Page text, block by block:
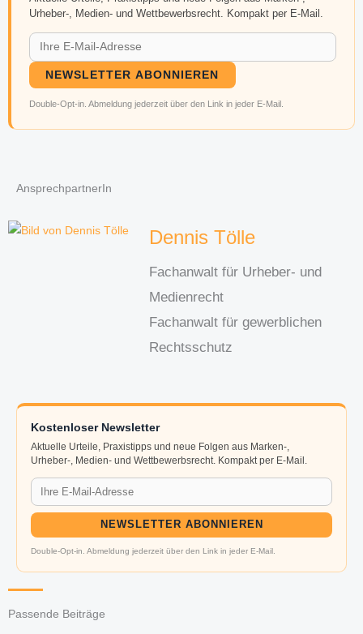
Urheber-, Medien- und Wettbewerbsrecht. Kompakt per E-Mail.
NEWSLETTER ABONNIEREN
Double-Opt-in. Abmeldung jederzeit über den Link in jeder E-Mail.
AnsprechpartnerIn
Dennis Tölle
Fachanwalt für Urheber- und
Medienrecht
Fachanwalt für gewerblichen
Rechtsschutz
Kostenloser Newsletter
Aktuelle Urteile, Praxistipps und neue Folgen aus Marken-,
Urheber-, Medien- und Wettbewerbsrecht. Kompakt per E-Mail.
NEWSLETTER ABONNIEREN
Double-Opt-in. Abmeldung jederzeit über den Link in jeder E-Mail.
Passende Beiträge